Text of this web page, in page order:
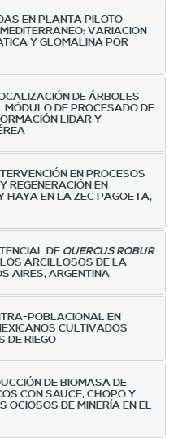
EN PLANTA PILOTO
VARIACION
Y GLOMALINA POR
DE ÁRBOLES
MÓDULO DE PROCESADO DE
LIDAR Y
EN PROCESOS
REGENERACIÓN EN
HAYA EN LA ZEC PAGOETA,
DE QUERCUS ROBUR
ARCILLOSOS DE LA
AIRES, ARGENTINA
POBLACIONAL EN
CULTIVADOS
DE RIEGO
DE BIOMASA DE
CON SAUCE, CHOPO Y
OCIOSOS DE MINERÍA EN EL